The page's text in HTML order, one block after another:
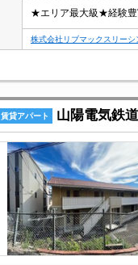
株式会社リブマックスリー
賃貸アパート 山陽電気鉄